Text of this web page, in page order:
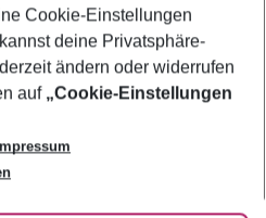
Cookie-Einstellungen
deine Privatsphäre-
ändern oder widerrufen
auf „Cookie-Einstellungen